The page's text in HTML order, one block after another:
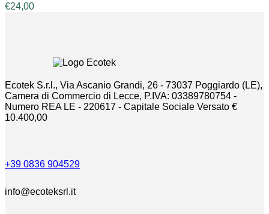
€24,00
Ecotek S.r.l., Via Ascanio Grandi, 26 - 73037 Poggiardo (LE),
Camera di Commercio di Lecce, P.IVA: 03389780754 -
Numero REA LE - 220617 - Capitale Sociale Versato €
10.400,00
+39 0836 904529
info@ecoteksrl.it